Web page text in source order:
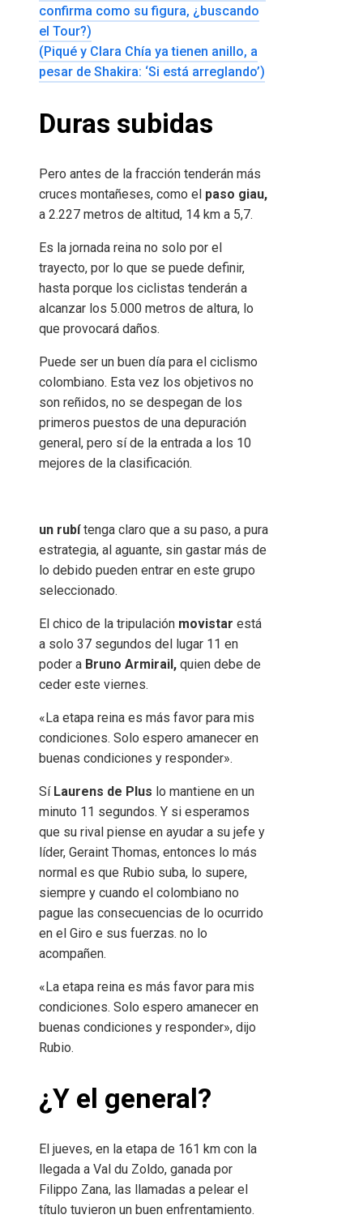
confirma como su figura, ¿buscando
el Tour?)
(Piqué y Clara Chía ya tienen anillo, a
pesar de Shakira: ‘Si está arreglando’)
Duras subidas
Pero antes de la fracción tenderán más
cruces montañeses, como el paso giau,
a 2.227 metros de altitud, 14 km a 5,7.
Es la jornada reina no solo por el
trayecto, por lo que se puede definir,
hasta porque los ciclistas tenderán a
alcanzar los 5.000 metros de altura, lo
que provocará daños.
Puede ser un buen día para el ciclismo
colombiano. Esta vez los objetivos no
son reñidos, no se despegan de los
primeros puestos de una depuración
general, pero sí de la entrada a los 10
mejores de la clasificación.
un rubítenga claro que a su paso, a pura
estrategia, al aguante, sin gastar más de
lo debido pueden entrar en este grupo
seleccionado.
El chico de la tripulación movistar está
a solo 37 segundos del lugar 11 en
poder a Bruno Armirail, quien debe de
ceder este viernes.
«La etapa reina es más favor para mis
condiciones. Solo espero amanecer en
buenas condiciones y responder».
SíLaurens de Plus lo mantiene en un
minuto 11 segundos. Y si esperamos
que su rival piense en ayudar a su jefe y
líder, Geraint Thomas, entonces lo más
normal es que Rubio suba, lo supere,
siempre y cuando el colombiano no
pague las consecuencias de lo ocurrido
en el Giro e sus fuerzas. no lo
acompañen.
«La etapa reina es más favor para mis
condiciones. Solo espero amanecer en
buenas condiciones y responder», dijo
Rubio.
¿Y el general?
El jueves, en la etapa de 161 km con la
llegada a Val du Zoldo, ganada por
Filippo Zana, las llamadas a pelear el
título tuvieron un buen enfrentamiento.